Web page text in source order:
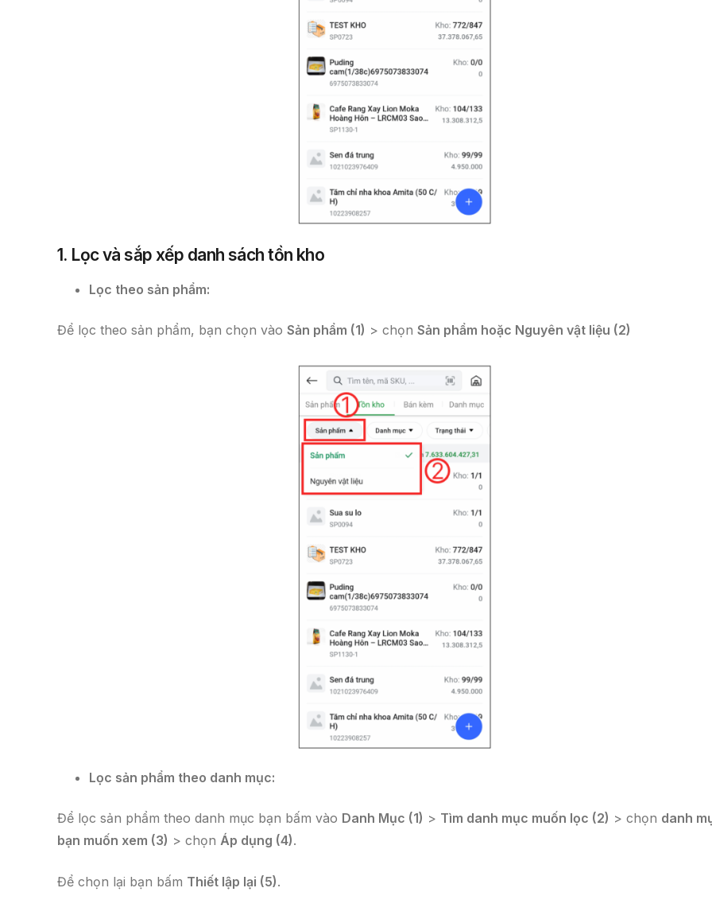
1. Lọc và sắp xếp danh sách tồn kho
Lọc theo sản phẩm:
Để lọc theo sản phẩm, bạn chọn vào Sản phẩm (1) > chọn Sản phẩm hoặc Nguyên vật liệu (2)
Lọc sản phẩm theo danh mục:
Để lọc sản phẩm theo danh mục bạn bấm vào Danh Mục (1) > Tìm danh mục muốn lọc (2) > chọn danh
bạn muốn xem (3) > chọn Áp dụng (4).
Để chọn lại bạn bấm Thiết lập lại (5).